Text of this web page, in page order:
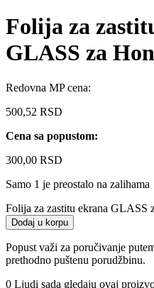
Folija za
GLASS za
Redovna MP cena:
500,52 RSD
Cena sa popustom:
300,00 RSD
Samo 1 je preostalo na zalihama
Folija za zastitu ekrana GLASS
Dodaj u korpu
Popust važi za poručivanje
prethodno puštenu porudžbinu.
0 Ljudi sada gledaju ovaj